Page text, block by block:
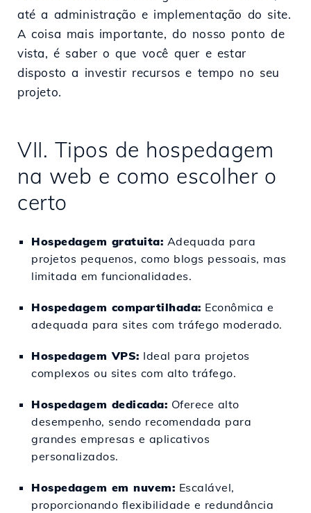
até a administração e implementação do site.
A coisa mais importante, do nosso ponto de
vista, é saber o que você quer e estar
disposto a investir recursos e tempo no seu
projeto.
VII. Tipos de hospedagem
na web e como escolher o
certo
Hospedagem gratuita: Adequada para
projetos pequenos, como blogs pessoais, mas
limitada em funcionalidades.
Hospedagem compartilhada: Econômica e
adequada para sites com tráfego moderado.
Hospedagem VPS: Ideal para projetos
complexos ou sites com alto tráfego.
Hospedagem dedicada: Oferece alto
desempenho, sendo recomendada para
grandes empresas e aplicativos
personalizados.
Hospedagem em nuvem: Escalável,
proporcionando flexibilidade e redundância